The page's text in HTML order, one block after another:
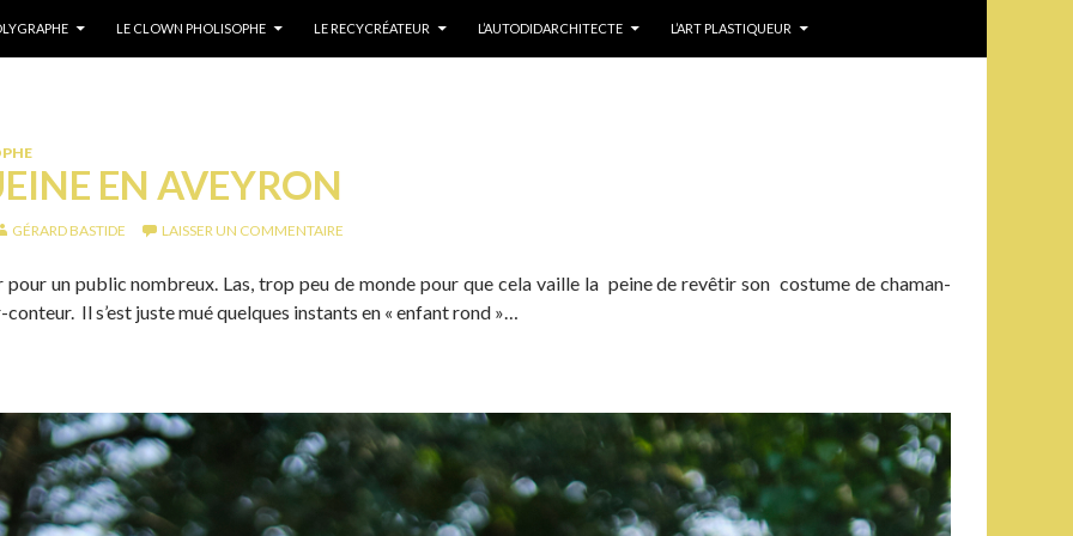
LE CLOWN PHOLISOPHE LE RECYCRÉATEUR L’AUTODIDARCHITECTE L’ART PLASTIQUEUR
EN AVEYRON
GÉRARD BASTIDE LAISSER UN COMMENTAIRE
un public nombreux. Las, trop peu de monde pour que cela vaille la peine de revêtir son costume de chaman-
Il s’est juste mué quelques instants en « enfant rond »…